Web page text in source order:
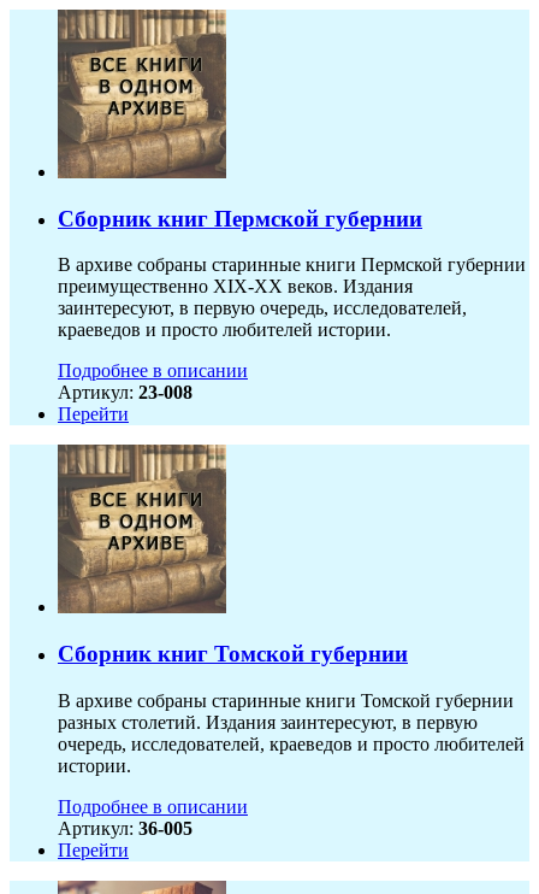
Сборник книг Пермской губернии
В архиве собраны старинные книги Пермской губернии
преимущественно XIX-ХХ веков. Издания
заинтересуют, в первую очередь, исследователей,
краеведов и просто любителей истории.
Подробнее в описании
Артикул: 23-008
Перейти
Сборник книг Томской губернии
В архиве собраны старинные книги Томской губернии
разных столетий. Издания заинтересуют, в первую
очередь, исследователей, краеведов и просто любителей
истории.
Подробнее в описании
Артикул: 36-005
Перейти